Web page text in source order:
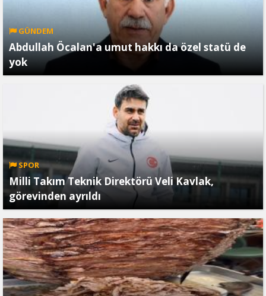
GÜNDEM
Abdullah Öcalan'a umut hakkı da özel statü de
yok
SPOR
Milli Takım Teknik Direktörü Veli Kavlak,
görevinden ayrıldı